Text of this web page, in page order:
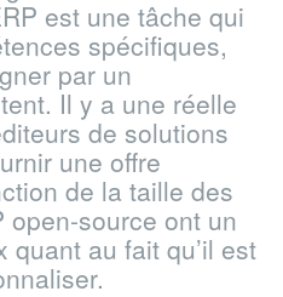
est une tâche qui
spécifiques,
par un
Il y a une réelle
de solutions
une offre
de la taille des
open-source ont un
au fait qu’il est